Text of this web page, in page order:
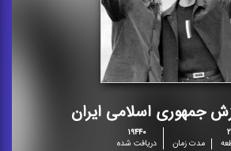
جمهوری اسلامی ایران
۲
مدت زمان
۱۹۴۴۰
دریافت شده